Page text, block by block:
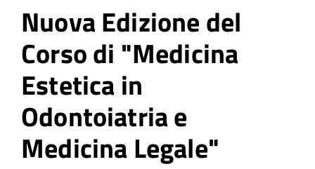
Nuova Edizione del
Corso di "Medicina
Estetica in
Odontoiatria e
Medicina Legale"